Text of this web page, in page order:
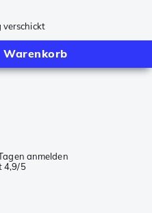
verschickt
Warenkorb
anmelden
4,9/5